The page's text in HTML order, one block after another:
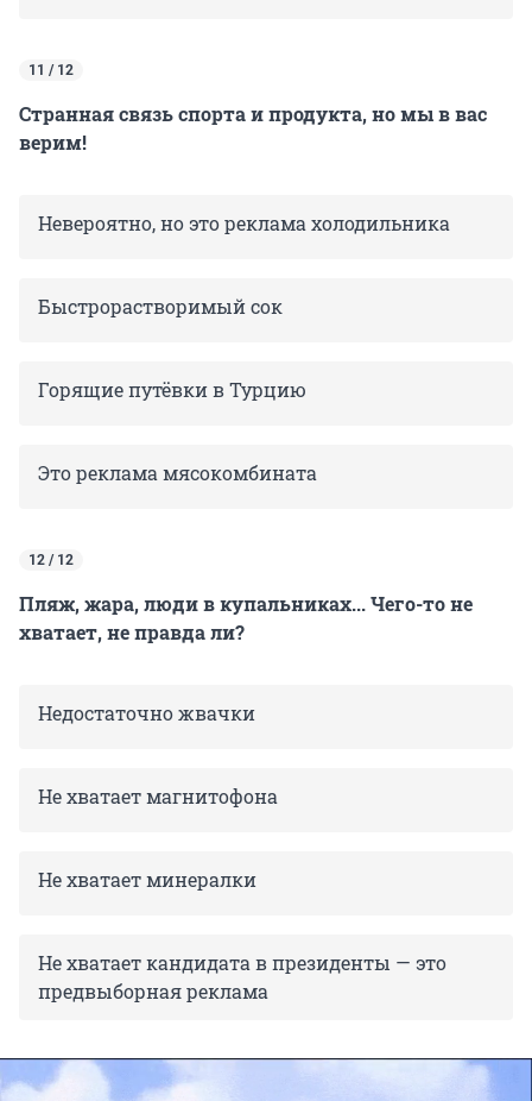
11 / 12
Странная связь спорта и продукта, но мы в вас
верим!
Невероятно, но это реклама холодильника
Быстрорастворимый сок
Горящие путёвки в Турцию
Это реклама мясокомбината
12 / 12
Пляж, жара, люди в купальниках... Чего-то не
хватает, не правда ли?
Недостаточно жвачки
Не хватает магнитофона
Не хватает минералки
Не хватает кандидата в президенты — это
предвыборная реклама